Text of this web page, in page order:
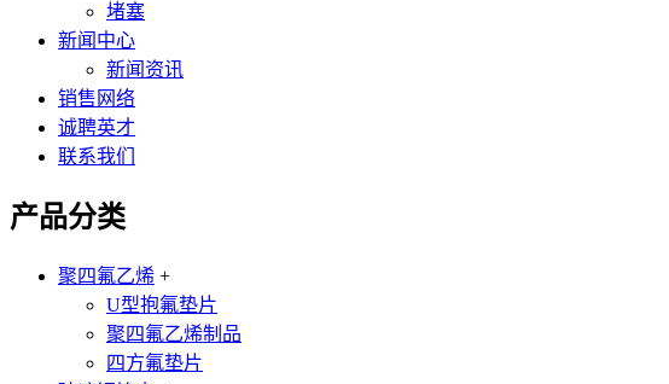
堵塞
新闻中心
新闻资讯
销售网络
诚聘英才
联系我们
产品分类
聚四氟乙烯 +
U型抱氟垫片
聚四氟乙烯制品
四方氟垫片